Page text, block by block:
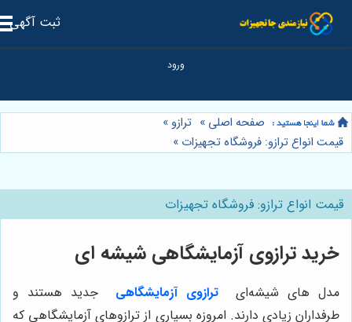
ثبت آگهی
صفحه اصلی» ترازو»
انواع ترازو: فروشگاه تجهیزات»
انواع ترازو: فروشگاه تجهیزات
ترازوی آزمایشگاهی شیشه ای
‌های شیشه‌ای ترازوی آزمایشگاهیجدید هستند و
زیادی دارند. امروزه بسیاری از ترازوهای آزمایشگاهی که